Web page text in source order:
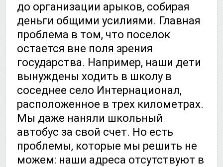
до организации арыков, собирая
деньги общими усилиями. Главная
проблема в том, что поселок
остается вне поля зрения
государства. Например, наши дети
вынуждены ходить в школу в
соседнее село Интернационал,
расположенное в трех километрах.
Мы даже наняли школьный
автобус за свой счет. Но есть
проблемы, которые мы решить не
можем: наши адреса отсутствуют в